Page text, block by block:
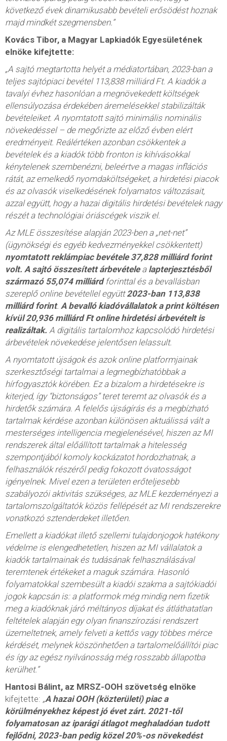
következő évek dinamikusabb bevételi erősödést hoznak
majd mindkét szegmensben.”
Kovács Tibor, a Magyar Lapkiadók Egyesületének
elnöke kifejtette:
„A sajtó megtartotta helyét a médiatortában, 2023-ban a
teljes sajtópiaci bevétel 113,838 milliárd Ft. A kiadók a
tavalyi évhez hasonlóan a megnövekedett költségek
ellensúlyozása érdekében áremelésekkel stabilizálták
bevételeiket. A nyomtatott sajtó minimális nominális
növekedéssel – de megőrizte az előző évben elért
eredményeit. Reálértéken azonban csökkentek a
bevételek és a kiadók több fronton is kihívásokkal
kénytelenek szembenézni, beleértve a magas inflációs
rátát, az emelkedő nyomdaköltségeket, a hirdetési piacok
és az olvasók viselkedésének folyamatos változásait,
azzal együtt, hogy a hazaidigitális hirdetési bevételek nagy
részét a technológiai óriáscégek viszik el.
Az MLE összesítése alapján 2023-ben a „net-net”
(ügynökségi és egyéb kedvezményekkel csökkentett)
nyomtatott reklámpiac bevétele 37,828 milliárd forint
volt. A sajtó összesített árbevételea lapterjesztésből
származó 55,074 milliárdforinttal és a bevallásban
szereplő online bevétellel együtt2023-ban 113,838
milliárd forint. A bevalló kiadóvállalatok a print költésen
kívül 20,936 milliárd Ft online hirdetési árbevételt is
realizáltak. A digitális tartalomhoz kapcsolódó hirdetési
árbevételek növekedése jelentősen lelassult.
A nyomtatott újságok és azok online platformjainak
szerkesztőségi tartalmai a legmegbízhatóbbak a
hírfogyasztók körében. Ez a bizalom a hirdetésekre is
kiterjed, így “biztonságos” teret teremt az olvasók és a
hirdetők számára. A felelős újságírás és a megbízható
tartalmak kérdése azonban különösen aktuálissá vált a
mesterséges intelligencia megjelenésével, hiszen az MI
rendszerek által előállított tartalmak a hitelesség
szempontjából komoly kockázatot hordozhatnak, a
felhasználók részéről pedig fokozott óvatosságot
igényelnek. Mivel ezen a területen erőteljesebb
szabályozói aktivitás szükséges, az MLE kezdeményezi a
tartalomszolgáltatók közös fellépését az MI rendszerekre
vonatkozó sztenderdeket illetően.
Emellett a kiadókat illető szellemi tulajdonjogok hatékony
védelme is elengedhetetlen, hiszen az MI vállalatok a
kiadók tartalmainak és tudásának felhasználásával
teremtenek értékeket a maguk számára. Hasonló
folyamatokkal szembesült a kiadói szakma a sajtókiadói
jogok kapcsán is: a platformok még mindig nem fizetik
meg a kiadóknak járó méltányos díjakat és átláthatatlan
feltételek alapján egy olyan finanszírozási rendszert
üzemeltetnek, amely felveti a kettős vagy többes mérce
kérdését, melynek köszönhetően a tartalomelőállítói piac
és így az egész nyilvánosság még rosszabb állapotba
kerülhet.”
Hantosi Bálint, az MRSZ-OOH szövetség elnöke
kifejtette: „A hazai OOH (közterületi) piac a
körülményekhez képest jó évet zárt. 2021-től
folyamatosan az iparági átlagot meghaladóan tudott
fejlődni, 2023-ban pedig közel 20%-os növekedést